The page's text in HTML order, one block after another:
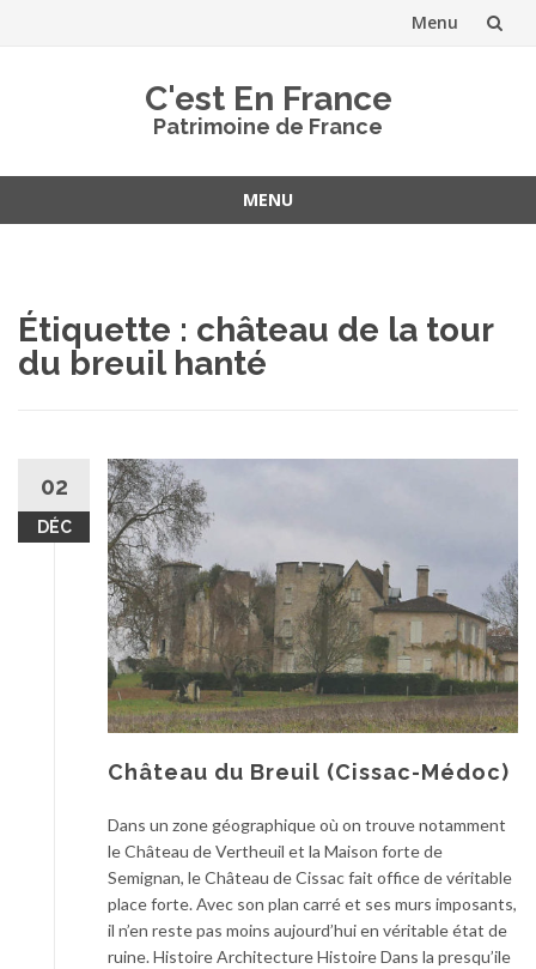
Menu
C'est En France
Patrimoine de France
MENU
Étiquette : château de la tour
du breuil hanté
02
DÉC
Château du Breuil (Cissac-Médoc)
Dans un zone géographique où on trouve notamment
le Château de Vertheuil et la Maison forte de
Semignan, le Château de Cissac fait office de véritable
place forte. Avec son plan carré et ses murs imposants,
il n’en reste pas moins aujourd’hui en véritable état de
ruine. Histoire Architecture Histoire Dans la presqu’ile